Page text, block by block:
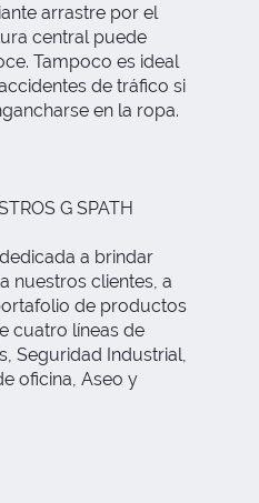
arrastre por el
central puede
Tampoco es ideal
de tráfico si
en la ropa.
G SPATH
a brindar
nuestros clientes, a
de productos
cuatro líneas de
Seguridad Industrial,
oficina, Aseo y